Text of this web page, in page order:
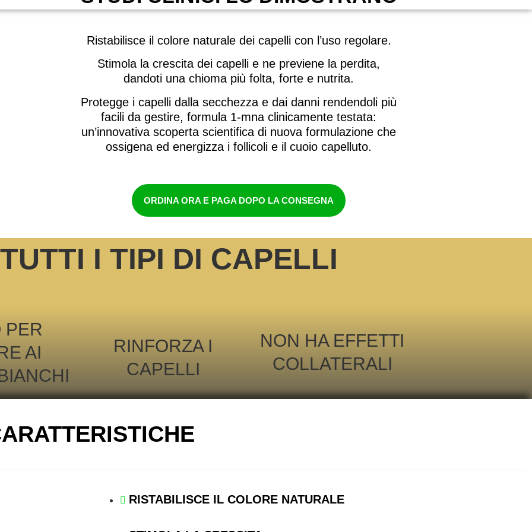
Ristabilisce il colore naturale dei capelli con l’uso regolare.
Stimola la crescita dei capelli e ne previene la perdita,
dandoti una chioma più folta, forte e nutrita.
Protegge i capelli dalla secchezza e dai danni rendendoli più
facili da gestire, formula 1-mna clinicamente testata:
un’innovativa scoperta scientifica di nuova formulazione che
ossigena ed energizza i follicoli e il cuoio capelluto.
ORDINA ORA E PAGA DOPO LA CONSEGNA
I TIPI DI CAPELLI
PER
AI
RINFORZA I
CAPELLI
NON HA EFFETTI
COLLATERALI
RISTABILISCE IL COLORE NATURALE